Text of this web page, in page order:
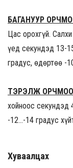
БАГАНУУР
Цас орохгүй.
үед секундэд 13-
градус, өдөртөө -
ТЭРЭЛЖ
хойноос
-12…-14 градус
Хуваалцах